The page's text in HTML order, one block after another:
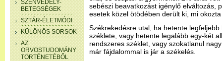
SZENVEDÉLY-
BETEGSÉGEK
SZTÁR-ÉLETMÓDI
KÜLÖNÖS SORSOK
AZ
ORVOSTUDOMÁNY
TÖRTÉNETÉBŐL
sebészi beavatkozást igénylő elváltozás,
esetek közel ötödében derült ki, mi
Székrekedésre utal, ha hetente
széklete, vagy hetente legalább egy-két
rendszeres széklet, vagy szokatlanul
már fájdalommal is jár a székelés.